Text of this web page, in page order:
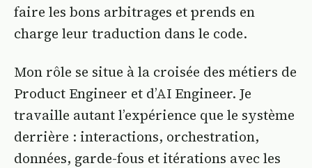
faire les bons arbitrages et prends en
charge leur traduction dans le code.
Mon rôle se situe à la croisée des métiers de
Product Engineer et d’AI Engineer. Je
travaille autant l’expérience que le système
derrière : interactions, orchestration,
données, garde-fous et itérations avec les